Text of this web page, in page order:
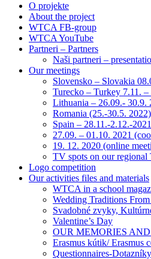
O projekte
About the project
WTCA FB-group
WTCA YouTube
Partneri – Partners
Naši partneri –
Our meetings
Slovensko – Slovakia
Turecko – Turkey 7.11. –
Lithuania – 26.09.- 30.9.
Romania (25.-30.5. 2022)
Spain – 28.11.-2.12.-2021
27.09. – 01.10. 2021
19. 12. 2020 (online
TV spots on our
Logo competition
Our activities files and materials
WTCA in a school
Wedding Traditions
Svadobné zvyky,
Valentine’s Day
OUR MEMORIES
Erasmus kútik/ Erasmus
Questionnaires-Dotazníky